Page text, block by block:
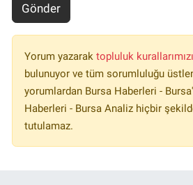
Gönder
Yorum yazarak topluluk kurallarımızı
bulunuyor ve tüm sorumluluğu
yorumlardan Bursa Haberleri -
Haberleri - Bursa Analiz hiçbir
tutulamaz.